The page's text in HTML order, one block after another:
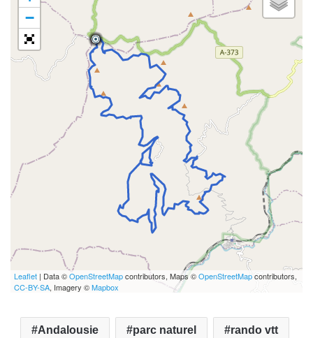
−
Leaflet | Data ©OpenStreetMapcontributors, Maps ©OpenStreetMapcontributors,
CC-BY-SA, Imagery ©Mapbox
Andalousie parc naturel rando vtt